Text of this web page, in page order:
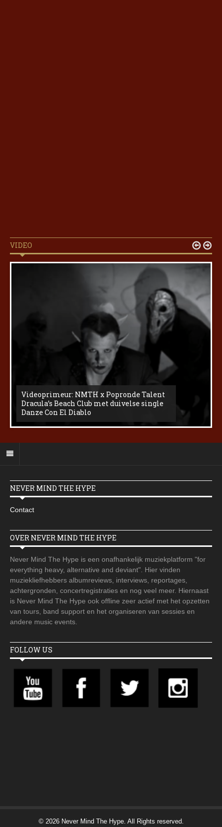
VIDEO
Videoprimeur: NMTH x Popronde Talent
Dracula’s Beach Club met duivelse single
Danze Con El Diablo
 
NEVER MIND THE HYPE
Contact
OVER NEVER MIND THE HYPE
Never Mind The Hype is een onafhankelijk muziekplatform "for
everything heavy, alternative and deviant". Hier vinden
muziekliefhebbers albumreviews, interviews, reportages,
achtergronden, concertregistraties en nog veel meer. Hiernaast
is Never Mind The Hype ook offline zeer actief met het opzetten
van tours, band support en het organiseren van sessies en
andere music events.
FOLLOW US
© 2026 Never Mind The Hype. All Rights reserved.